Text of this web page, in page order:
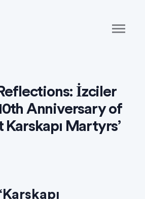
İzciler
Anniversary of
Karskapı Martyrs’